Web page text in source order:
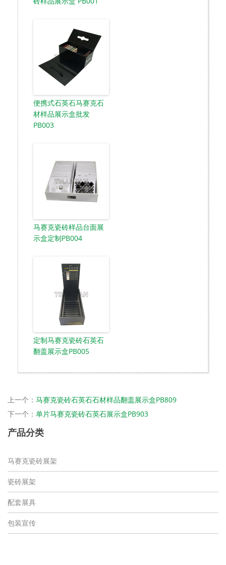
便携式石英石马赛克石
材样品展示盒批发
PB003
马赛克瓷砖样品台面展
示盒定制PB004
定制马赛克瓷砖石英石
翻盖展示盒PB005
上一个： 马赛克瓷砖石英石石材样品翻盖展示盒PB809
下一个： 单片马赛克瓷砖石英石展示盒PB903
产品分类
马赛克瓷砖展架
瓷砖展架
配套展具
包装宣传